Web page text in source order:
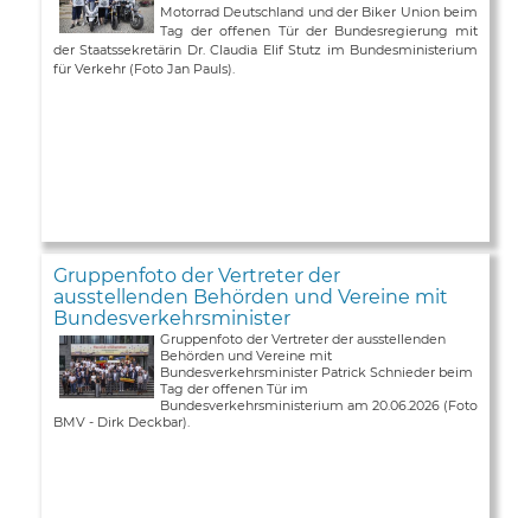
Motorrad Deutschland und der Biker Union beim
Tag der offenen Tür der Bundesregierung mit
der Staatssekretärin Dr. Claudia Elif Stutz im Bundesministerium
für Verkehr (Foto Jan Pauls).
Gruppenfoto der Vertreter der
ausstellenden Behörden und Vereine mit
Bundesverkehrsminister
Gruppenfoto der Vertreter der ausstellenden
Behörden und Vereine mit
Bundesverkehrsminister Patrick Schnieder beim
Tag der offenen Tür im
Bundesverkehrsministerium am 20.06.2026 (Foto
BMV - Dirk Deckbar).